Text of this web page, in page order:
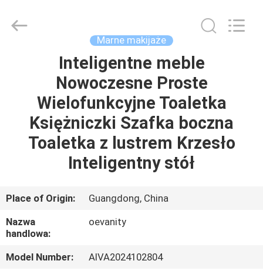
PRODUKTY
FILMY
VR
O
NAS
Furniture
Marne makijaże
Inteligentne meble
Nowoczesne Proste
Wielofunkcyjne Toaletka
Księżniczki Szafka boczna
Toaletka z lustrem Krzesło
Inteligentny stół
Place of Origin:
Guangdong, China
Nazwa
handlowa:
oevanity
Model Number:
AIVA2024102804